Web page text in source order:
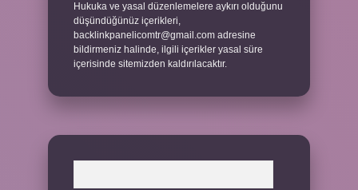
Hukuka ve yasal düzenlemelere aykırı olduğunu
düşündüğünüz içerikleri,
backlinkpanelicomtr@gmail.com adresine
bildirmeniz halinde, ilgili içerikler yasal süre
içerisinde sitemizden kaldırılacaktır.